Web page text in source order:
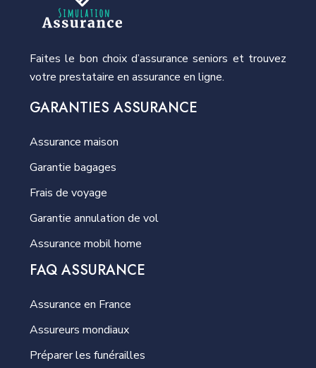
Faites le bon choix d’assurance seniors et trouvez
votre prestataire en assurance en ligne.
GARANTIES ASSURANCE
Assurance maison
Garantie bagages
Frais de voyage
Garantie annulation de vol
Assurance mobil home
FAQ ASSURANCE
Assurance en France
Assureurs mondiaux
Préparer les funérailles